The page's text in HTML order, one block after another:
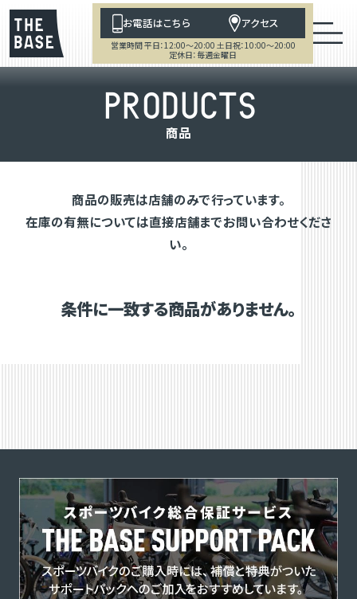
お電話はこちら アクセス
営業時間 平日：12:00～20:00 土日祝：10:00～20:00
定休日：毎週金曜日
PRODUCTS
商品
商品の販売は店舗のみで行っています。
在庫の有無については直接店舗までお問い合わせくださ
い。
条件に一致する商品がありません。